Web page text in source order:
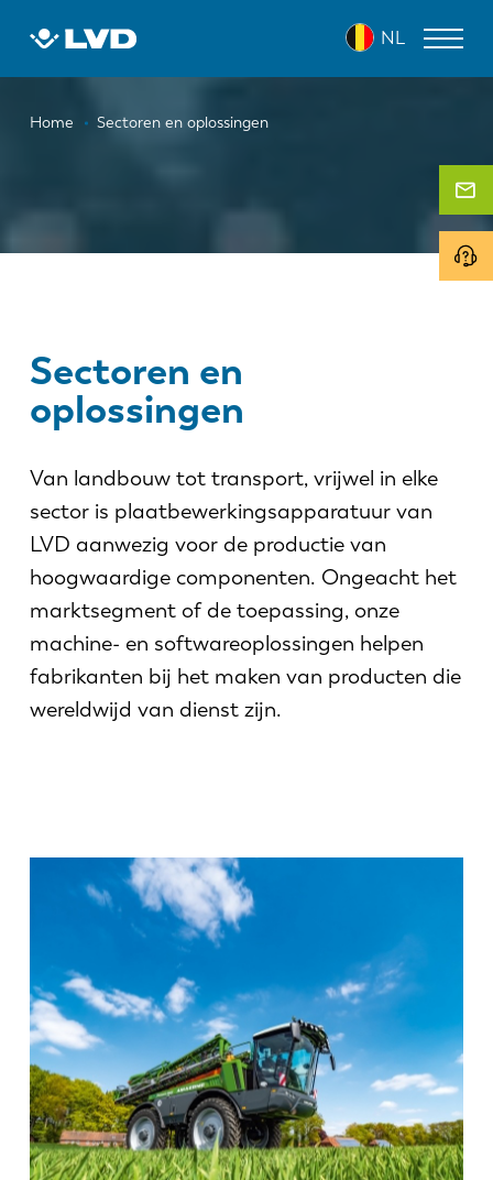
inhoud
NL
Kruimelpad
Home Sectoren en oplossingen
Sectoren en
oplossingen
Van landbouw tot transport, vrijwel in elke
sector is plaatbewerkingsapparatuur van
LVD aanwezig voor de productie van
hoogwaardige componenten. Ongeacht het
marktsegment of de toepassing, onze
machine- en softwareoplossingen helpen
fabrikanten bij het maken van producten die
wereldwijd van dienst zijn.
LASERSNIJMACHINES
PANEELBUIGMACHINES
SOFTWARE
CUSTOMER SERVICE
Ontdek LVD
Klantenverhalen
Events
Kenniscentrum
Sectoren en oplossingen
Jobs